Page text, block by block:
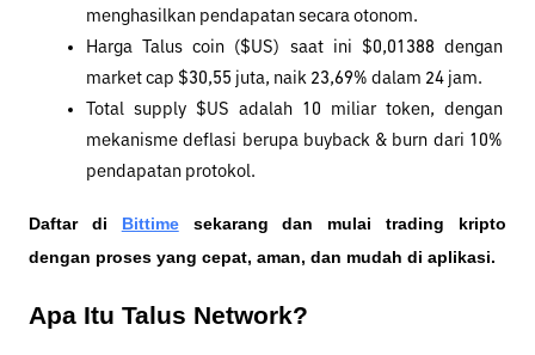
menghasilkan pendapatan secara otonom.
Harga Talus coin ($US) saat ini $0,01388 dengan
market cap $30,55 juta, naik 23,69% dalam 24 jam.
Total supply $US adalah 10 miliar token, dengan
mekanisme deflasi berupa buyback & burn dari 10%
pendapatan protokol.
Daftar di Bittime sekarang dan mulai trading kripto
dengan proses yang cepat, aman, dan mudah di aplikasi.
Apa Itu Talus Network?